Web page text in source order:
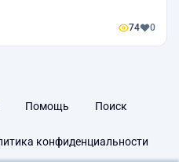
74 0
Помощь Поиск
конфиденциальности